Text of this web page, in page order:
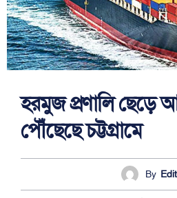
হরমুজ প্রণালি ছেড়ে
পৌঁছেছে চট্টগ্রামে
By